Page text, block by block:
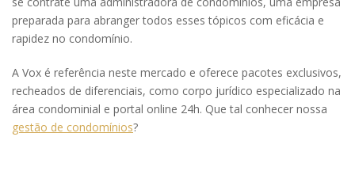
preparada para abranger todos esses tópicos com eficácia e
rapidez no condomínio.
A Vox é referência neste mercado e oferece pacotes exclusivos,
recheados de diferenciais, como corpo jurídico especializado na
área condominial e portal online 24h. Que tal conhecer nossa
gestão de condomínios?